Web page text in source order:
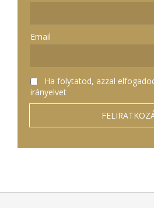
Email
Ha folytatod, azzal
irányelvet